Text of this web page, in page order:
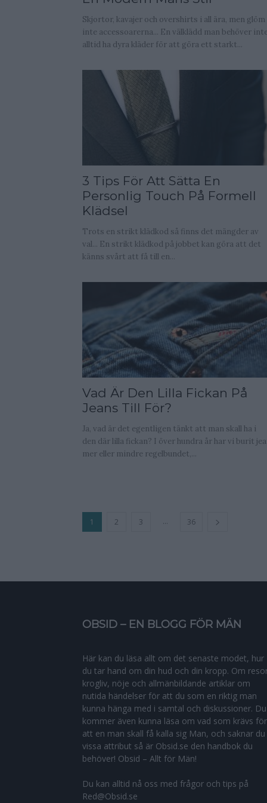
Skjortor, kavajer och overshirts i all ära, men glöm
inte accessoarerna... En välklädd man behöver inte
alltid ha dyra kläder för att göra ett starkt...
3 Tips För Att Sätta En
Personlig Touch På Formell
Klädsel
Trots en strikt klädkod så finns det mängder av
val... En strikt klädkod på jobbet kan göra att det
känns svårt att få till en...
Vad Är Den Lilla Fickan På
Jeans Till För?
Ja, vad är det egentligen tänkt att man skall ha i
den där lilla fickan? I över hundra år har vi burit
mer eller mindre regelbundet,...
1 2 3 ... 36
OBSID – EN BLOGG FÖR MÄN
Här kan du läsa allt om det senaste modet, hur
du tar hand om din hud och din kropp. Om
krogliv, nöje och allmänbildande artiklar om
nutida händelser för att du som en riktig man
kunna hänga med i samtal och diskussioner. Du
kommer även kunna läsa om vad som krävs för
att en man skall få kalla sig Man, och saknar du
vissa attribut så är Obsid.se den handbok du
behöver! Obsid – Allt för Män!
Du kan alltid nå oss med frågor och tips på
Red@Obsid.se